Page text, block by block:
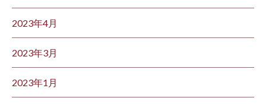
2023年4月
2023年3月
2023年1月